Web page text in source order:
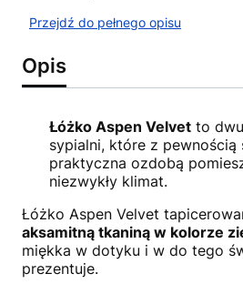
Przejdź do pełnego opisu
Opis
Łóżko Aspen Velvet to
sypialni, które z pewnością
praktyczna ozdobą
niezwykły klimat.
Łóżko Aspen Velvet
aksamitną tkaniną w kolorze
miękka w dotyku i w do tego
prezentuje.